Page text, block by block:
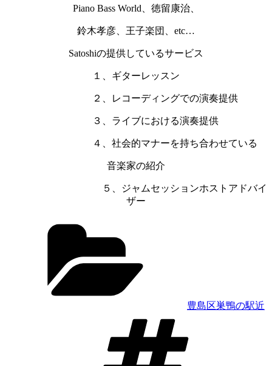
Piano Bass World、徳留康治、
鈴木孝彦、王子楽団、etc…
Satoshiの提供しているサービス
１、ギターレッスン
２、レコーディングでの演奏提供
３、ライブにおける演奏提供
４、社会的マナーを持ち合わせている
音楽家の紹介
５、ジャムセッションホストアドバイ
ザー
豊島区巣鴨の駅近